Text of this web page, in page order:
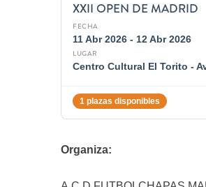
XXII OPEN DE MADRID
FECHA
11 Abr 2026 - 12 Abr 2026
LUGAR
Centro Cultural El Torito -
1 plazas disponibles
Organiza: